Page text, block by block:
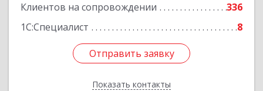
Клиентов на сопровождении
336
1С:Специалист
8
Отправить заявку
Показать контакты
Подробнее
Отправить заявку
Назад